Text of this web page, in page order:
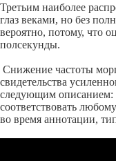
Третьим наиболее
глаз веками, но без
вероятно, потому, что
полсекунды.
Снижение частоты
свидетельства
следующим описанием:
соответствовать
во время аннотации,